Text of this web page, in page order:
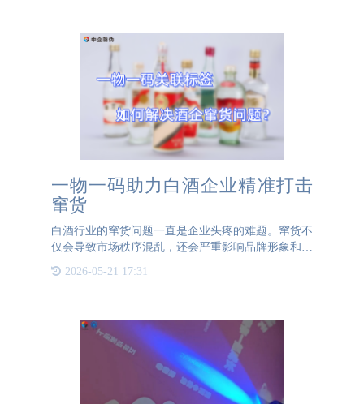
一物一码助力白酒企业精准打击
窜货
白酒行业的窜货问题一直是企业头疼的难题。窜货不
仅会导致市场秩序混乱，还会严重影响品牌形象和销
售利润。为了有效解决这一问题，越来越多的白酒企
业开始采用一物一码技术。一物一码技术通过为每一
2026-05-21 17:31